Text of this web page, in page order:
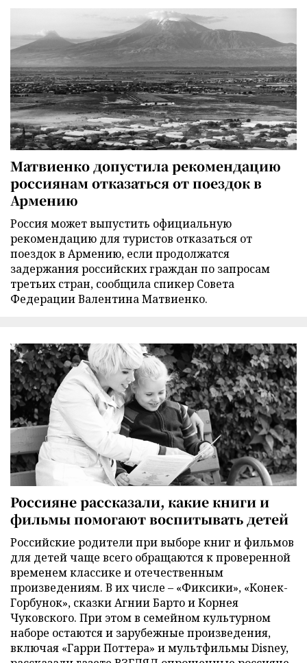
Матвиенко допустила рекомендацию
россиянам отказаться от поездок в
Армению
Россия может выпустить официальную
рекомендацию для туристов отказаться от
поездок в Армению, если продолжатся
задержания российских граждан по запросам
третьих стран, сообщила спикер Совета
Федерации Валентина Матвиенко.
Россияне рассказали, какие книги и
фильмы помогают воспитывать детей
Российские родители при выборе книг и фильмов
для детей чаще всего обращаются к проверенной
временем классике и отечественным
произведениям. В их числе – «Фиксики», «Конек-
Горбунок», сказки Агнии Барто и Корнея
Чуковского. При этом в семейном культурном
наборе остаются и зарубежные произведения,
включая «Гарри Поттера» и мультфильмы Disney,